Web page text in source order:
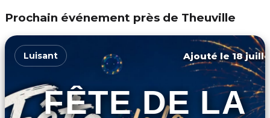
Prochain événement près de Theuville
Luisant Ajouté le 18
FÊTE DE LA